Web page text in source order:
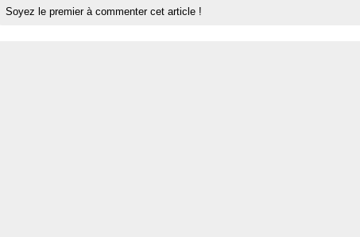
Soyez le premier à commenter cet article !